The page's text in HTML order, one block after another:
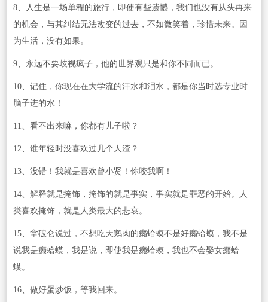
8、人生是一场单程的旅行，即使有些遗憾，我们也没有从头再来
的机会，与其纠结无法改变的过去，不如微笑着，珍惜未来。因
为生活，没有如果。
9、永远不要歧视疯子，他的世界观只是和你不同而已。
10、记住，你现在在大学流的汗水和泪水，都是你当时选专业时
脑子进的水！
11、看不出来嘛，你都有儿子啦？
12、谁年轻时没喜欢过几个人渣？
13、没错！我就是喜欢曾小贤！你咬我啊！
14、解释就是掩饰，掩饰的就是事实，事实就是罪恶的开始。人
类喜欢掩饰，就是人类最大的悲哀。
15、拿破仑说过，不想吃天鹅肉的癞蛤蟆不是好癞蛤蟆，我不是
说我是癞蛤蟆，我是说，即使我是癞蛤蟆，我也不会娶女癞蛤
蟆。
16、做好蛋炒饭，等我回来。